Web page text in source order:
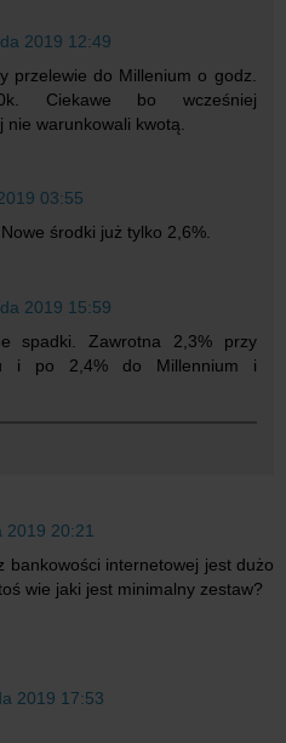
2019 12:49
przelewie do Millenium o godz.
Ciekawe bo wcześniej
warunkowali kwotą.
03:55
środki już tylko 2,6%.
2019 15:59
spadki. Zawrotna 2,3% przy
i po 2,4% do Millennium i
2019 20:21
bankowości internetowej jest dużo
wie jaki jest minimalny zestaw?
2019 17:53